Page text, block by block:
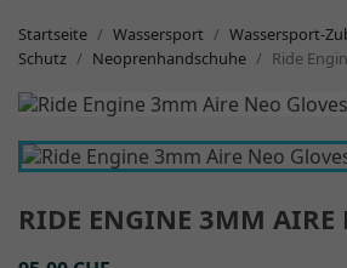
Startseite Wassersport Wassersport-
Schutz
Neoprenhandschuhe Ride
RIDE ENGINE 3MM AIRE